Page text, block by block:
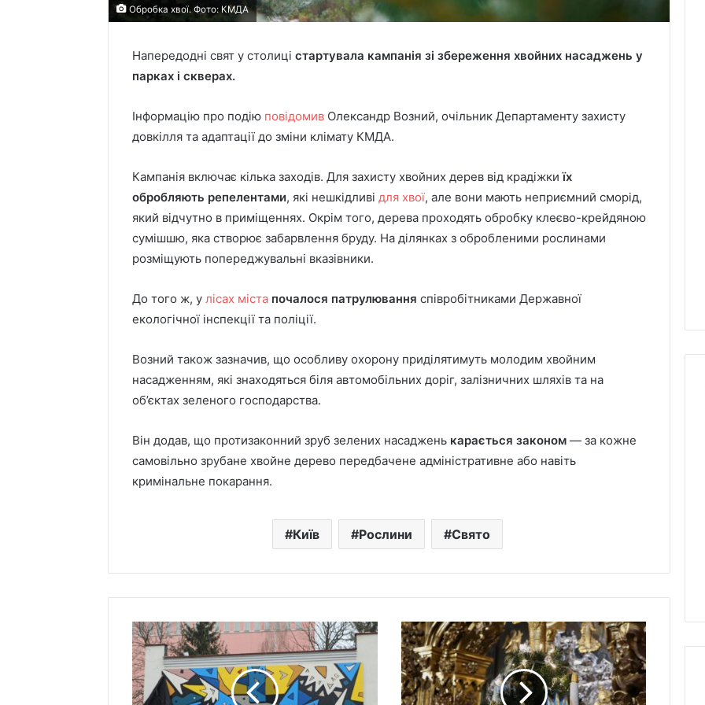
Обробка хвої. Фото: КМДА
Напередодні свят у столиці стартувала кампанія зі збереження хвойних насаджень у
парках і скверах.
Інформацію про подію повідомив Олександр Возний, очільник Департаменту захисту
довкілля та адаптації до зміни клімату КМДА.
Кампанія включає кілька заходів. Для захисту хвойних дерев від крадіжкиїх
обробляють репелентами, які нешкідливі для хвої, але вони мають неприємний сморід,
який відчутно в приміщеннях. Окрім того, дерева проходять обробку клеєво-крейдяною
сумішшю, яка створює забарвлення бруду. На ділянках з обробленими рослинами
розміщують попереджувальні вказівники.
До того ж, у лісах міста почалося патрулювання співробітниками Державної
екологічної інспекції та поліції.
Возний також зазначив, що особливу охорону приділятимуть молодим хвойним
насадженням, які знаходяться біля автомобільних доріг, залізничних шляхів та на
об’єктах зеленого господарства.
Він додав, що протизаконний зруб зелених насаджень карається законом — за кожне
самовільно зрубане хвойне дерево передбачене адміністративне або навіть
кримінальне покарання.
Київ Рослини Свято
"Україна
в
моїх
думках":
у
У
Софійському
соборі
облаштували
ялинку
удар
по
працівниці
“Укрзалізниці”
Ракетний удар по
Київщині забрав життя
жертв
атаки
серпня